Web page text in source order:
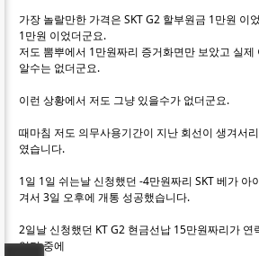
가장 놀랄만한 가격은 SKT G2 할부원금 1만원 이
1만원 이었더군요.
저도 뽐뿌에서 1만원짜리 증거화면만 보았고 실
알수는 없더군요.
이런 상황에서 저도 그냥 있을수가 없더군요.
때마침 저도 의무사용기간이 지난 회선이 생겨서
였습니다.
1일 1일 쉬는날 신청했던 -4만원짜리 SKT 베가 아
겨서 3일 오후에 개통 성공했습니다.
2일날 신청했던 KT G2 현금선납 15만원짜리가 연
있던 중에